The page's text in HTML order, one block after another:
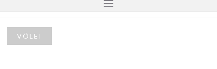
VÔLEI